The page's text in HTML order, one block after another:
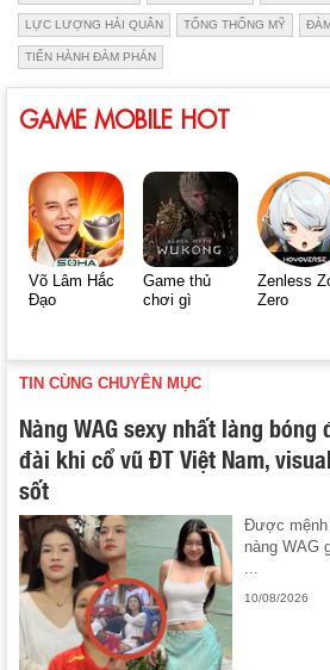
LỰC LƯỢNG HẢI QUÂN TỔNG THỐNG MỸ
TIẾN HÀNH ĐÀM PHÁN
GAME MOBILE HOT
Võ Lâm Hắc
Đạo
Game thủ
chơi gì
Zenless
Zero
TIN CÙNG CHUYÊN MỤC
Nàng WAG sexy nhất làng
đài khi cổ vũ ĐT Việt Nam,
sốt
Được mệnh
nàng WAG
...
10/08/2026